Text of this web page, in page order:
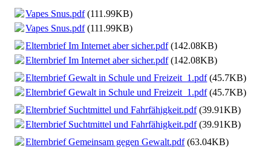
Vapes Snus.pdf(111.99KB)
Vapes Snus.pdf(111.99KB)
Elternbrief Im Internet aber sicher.pdf(142.08KB)
Elternbrief Im Internet aber sicher.pdf(142.08KB)
Elternbrief Gewalt in Schule und Freizeit_1.pdf(45.7KB)
Elternbrief Gewalt in Schule und Freizeit_1.pdf(45.7KB)
Elternbrief Suchtmittel und Fahrfähigkeit.pdf(39.91KB)
Elternbrief Suchtmittel und Fahrfähigkeit.pdf(39.91KB)
Elternbrief Gemeinsam gegen Gewalt.pdf(63.04KB)